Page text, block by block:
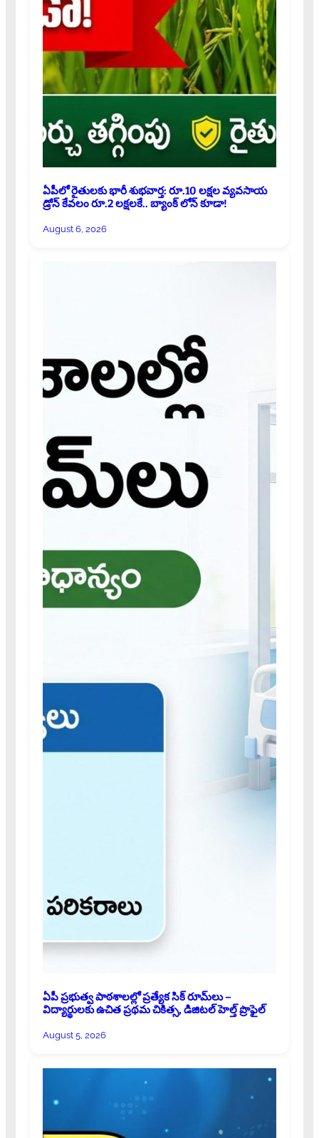
ఏపీలో రైతులకు భారీ శుభవార్త: రూ.10 లక్షల వ్యవసాయ
డ్రోన్ కేవలం రూ.2 లక్షలకే.. బ్యాంక్ లోన్ కూడా!
August 6, 2026
ఏపీ ప్రభుత్వ పాఠశాలల్లో ప్రత్యేక సిక్ రూమ్‌లు –
విద్యార్థులకు ఉచిత ప్రథమ చికిత్స, డిజిటల్ హెల్త్ ప్రొఫైల్
August 5, 2026